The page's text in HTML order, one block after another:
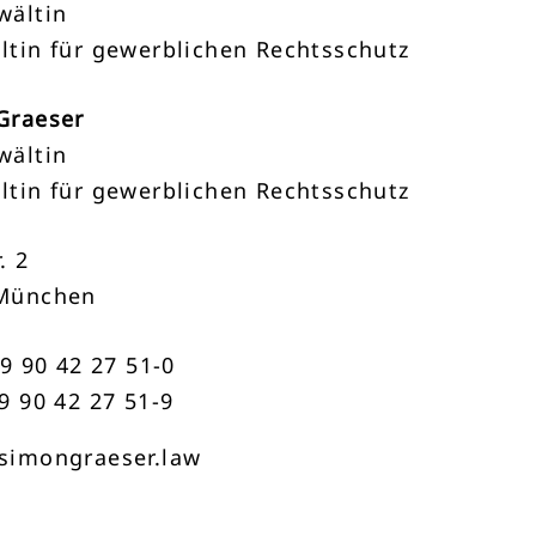
für gewerblichen Rechtsschutz
für gewerblichen Rechtsschutz
2
90 42 27 51-0
90 42 27 51-9